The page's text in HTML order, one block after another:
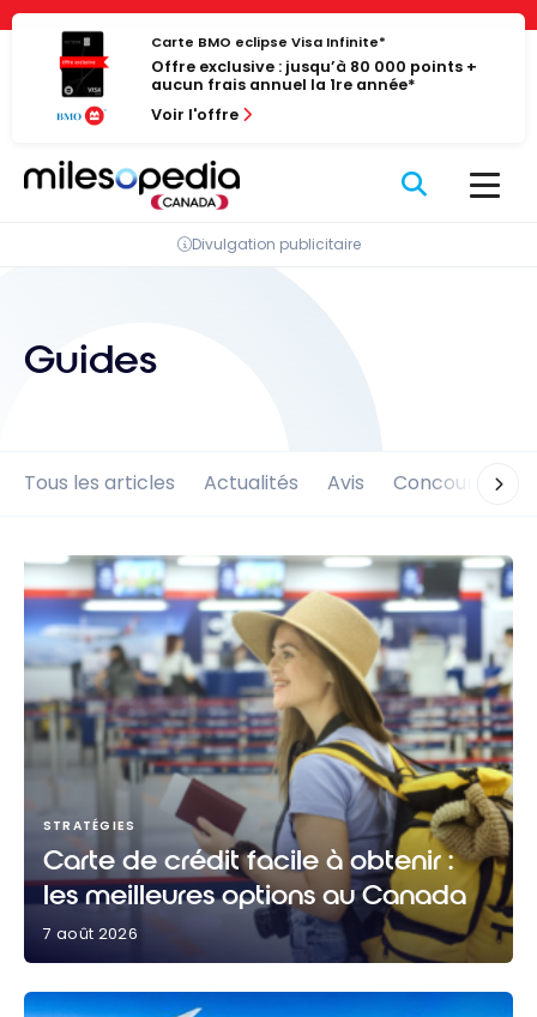
Panneau de gestion des cookies
Passer
contenu
Carte BMO eclipse Visa Infinite*
Offre exclusive : jusqu’à 80 000 points +
aucun frais annuel la 1re année*
Voir l'offre
Divulgation publicitaire
Guides
Tous les articles Actualités Avis Concours
options au Canada
STRATÉGIES
Carte de crédit facile à obtenir :
les meilleures options au Canada
7 août 2026